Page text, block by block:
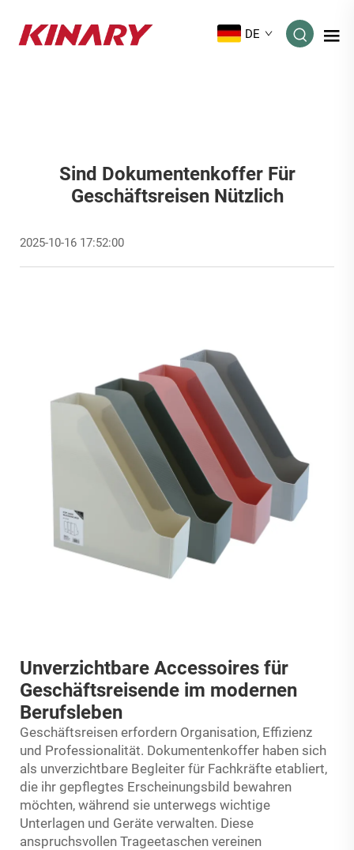
DE
Sind Dokumentenkoffer Für
Geschäftsreisen Nützlich
2025-10-16 17:52:00
Unverzichtbare Accessoires für
Geschäftsreisende im modernen
Berufsleben
Geschäftsreisen erfordern Organisation, Effizienz
und Professionalität. Dokumentenkoffer haben sich
als unverzichtbare Begleiter für Fachkräfte etabliert,
die ihr gepflegtes Erscheinungsbild bewahren
möchten, während sie unterwegs wichtige
Unterlagen und Geräte verwalten. Diese
anspruchsvollen Trageetaschen vereinen